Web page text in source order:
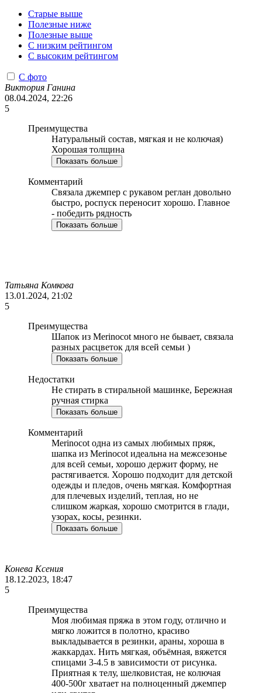
Старые выше
Полезные ниже
Полезные выше
С низким рейтингом
C высоким рейтингом
С фото
Виктория Ганина
08.04.2024, 22:26
5
Преимущества
Натуральный состав, мягкая и не колючая)
Хорошая толщина
Показать больше
Комментарий
Связала джемпер с рукавом реглан довольно
быстро, роспуск переносит хорошо. Главное
- победить рядность
Показать больше
Татьяна Комкова
13.01.2024, 21:02
5
Преимущества
Шапок из Merinocot много не бывает, связала
разных расцветок для всей семьи )
Показать больше
Недостатки
Не стирать в стиральной машинке, Бережная
ручная стирка
Показать больше
Комментарий
Merinocot одна из самых любимых пряж,
шапка из Merinocot идеальна на межсезонье
для всей семьи, хорошо держит форму, не
растягивается. Хорошо подходит для детской
одежды и пледов, очень мягкая. Комфортная
для плечевых изделий, теплая, но не
слишком жаркая, хорошо смотрится в глади,
узорах, косы, резинки.
Показать больше
Конева Ксения
18.12.2023, 18:47
5
Преимущества
Моя любимая пряжа в этом году, отлично и
мягко ложится в полотно, красиво
выкладывается в резинки, араны, хороша в
жаккардах. Нить мягкая, объёмная, вяжется
спицами 3-4.5 в зависимости от рисунка.
Приятная к телу, шелковистая, не колючая
400-500г хватает на полноценный джемпер